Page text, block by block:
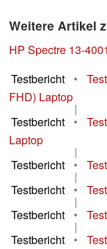
Weitere Artikel
HP Spectre 13-
Testbericht
•
FHD) Laptop
|
Testbericht
•
Laptop
|
Testbericht
•
|
Testbericht
•
|
Testbericht
•
|
Testbericht
•